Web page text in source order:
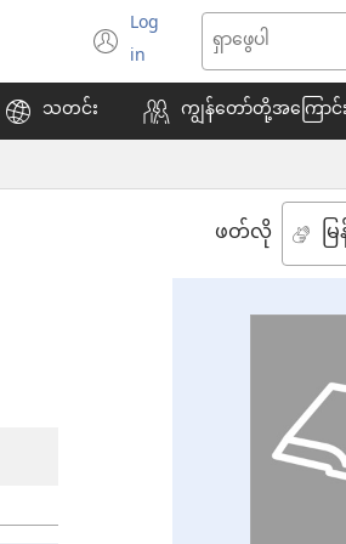
Log
in(window
အသစ်
ဖွ
နေ
သတင်း ကျွန်တော်တို့အကြောင်း
ဖတ်လို